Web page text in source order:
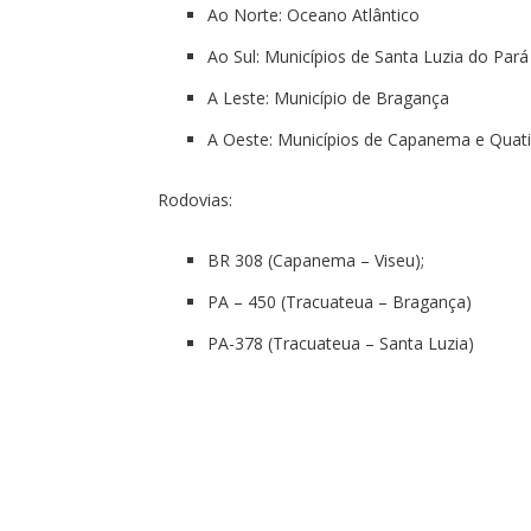
Ao Norte: Oceano Atlântico
Ao Sul: Municípios de Santa Luzia do
A Leste: Município de Bragança
A Oeste: Municípios de Capanema e
Rodovias:
BR 308 (Capanema – Viseu);
PA – 450 (Tracuateua – Bragança)
PA-378 (Tracuateua – Santa Luzia)